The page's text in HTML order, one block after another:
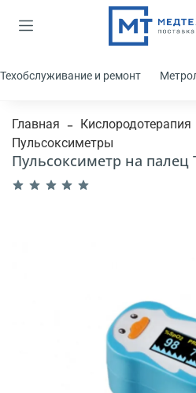
Техобслуживание и ремонт
Главная Кислородотерапия
Пульсоксиметры
Пульсоксиметр на палец